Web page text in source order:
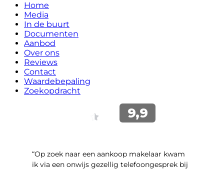
Home
Media
In de buurt
Documenten
Aanbod
Over ons
Reviews
Contact
Waardebepaling
Zoekopdracht
“Op zoek naar een aankoop makelaar kwam
ik via een onwijs gezellig telefoongesprek bij